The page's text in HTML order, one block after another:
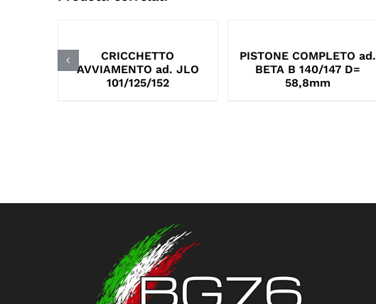
CRICCHETTO
AVVIAMENTO ad. JLO
101/125/152
PISTONE COMPLETO ad.
BETA B 140/147 D=
58,8mm